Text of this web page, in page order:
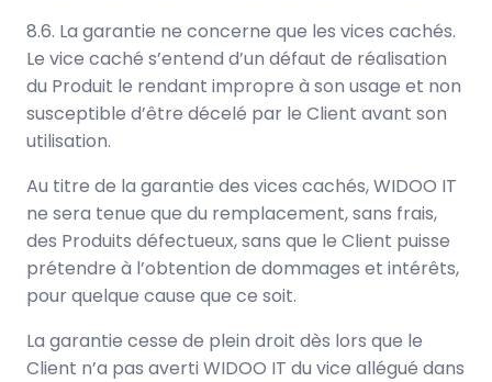
8.6. La garantie ne concerne que les vices cachés.
Le vice caché s’entend d’un défaut de réalisation
du Produit le rendant impropre à son usage et non
susceptible d’être décelé par le Client avant son
utilisation.
Au titre de la garantie des vices cachés, WIDOO IT
ne sera tenue que du remplacement, sans frais,
des Produits défectueux, sans que le Client puisse
prétendre à l’obtention de dommages et intérêts,
pour quelque cause que ce soit.
La garantie cesse de plein droit dès lors que le
Client n’a pas averti WIDOO IT du vice allégué dans